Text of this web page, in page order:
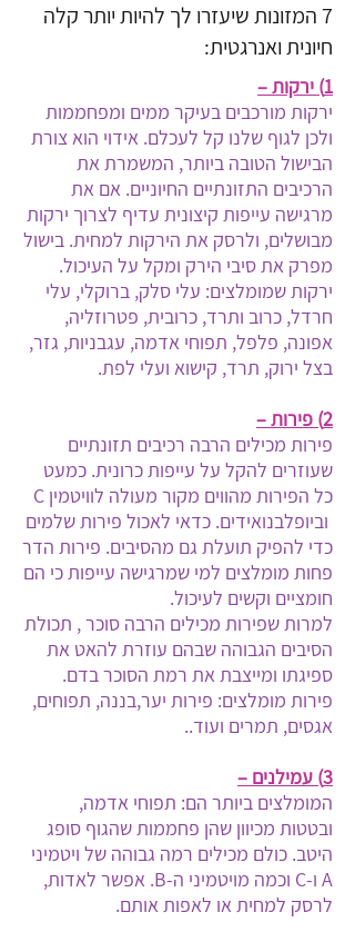
7 המזונות שיעזרו לך להיות יותר קלה
חיונית ואנרגטית:
1) ירקות –
ירקות מורכבים בעיקר ממים ומפחממות
ולכן לגוף שלנו קל לעכלם. אידוי הוא צורת
הבישול הטובה ביותר, המשמרת את
הרכיבים התזונתיים החיוניים. אם את
מרגישה עייפות קיצונית עדיף לצרוך ירקות
מבושלים, ולרסק את הירקות למחית. בישול
מפרק את סיבי הירק ומקל על העיכול.
ירקות שמומלצים: עלי סלק, ברוקלי, עלי
חרדל, כרוב ותרד, כרובית, פטרוזליה,
אפונה, פלפל, תפוחי אדמה, עגבניות, גזר,
בצל ירוק, תרד, קישוא ועלי לפת.
2) פירות –
פירות מכילים הרבה רכיבים תזונתיים
שעוזרים להקל על עייפות כרונית. כמעט
כל הפירות מהווים מקור מעולה לוויטמין C
וביופלבנואידים. כדאי לאכול פירות שלמים
כדי להפיק תועלת גם מהסיבים. פירות הדר
פחות מומלצים למי שמרגישה עייפות כי הם
חומציים וקשים לעיכול.
למרות שפירות מכילים הרבה סוכר , תכולת
הסיבים הגבוהה שבהם עוזרת להאט את
ספיגתו ומייצבת את רמת הסוכר בדם.
פירות מומלצים: פירות יער,בננה, תפוחים,
אגסים, תמרים ועוד..
3) עמילנים –
המומלצים ביותר הם: תפוחי אדמה,
ובטטות מכיוון שהן פחממות שהגוף סופג
היטב. כולם מכילים רמה גבוהה של ויטמיני
A ו-C וכמה מויטמיני ה-B. אפשר לאדות,
לרסק למחית או לאפות אותם.